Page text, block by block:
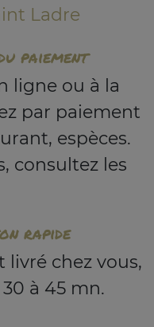
Ladre
paiement
ligne ou à la
par paiement
espèces.
consultez les
rapide
livré chez vous,
à 45 mn.